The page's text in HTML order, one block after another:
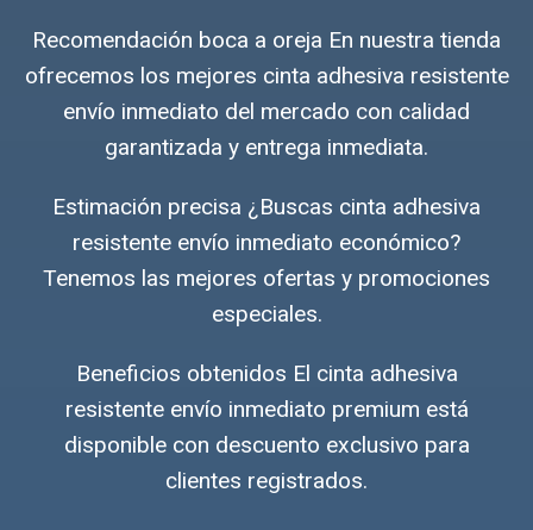
Recomendación boca a oreja En nuestra tienda
ofrecemos los mejores cinta adhesiva resistente
envío inmediato del mercado con calidad
garantizada y entrega inmediata.
Estimación precisa ¿Buscas cinta adhesiva
resistente envío inmediato económico?
Tenemos las mejores ofertas y promociones
especiales.
Beneficios obtenidos El cinta adhesiva
resistente envío inmediato premium está
disponible con descuento exclusivo para
clientes registrados.